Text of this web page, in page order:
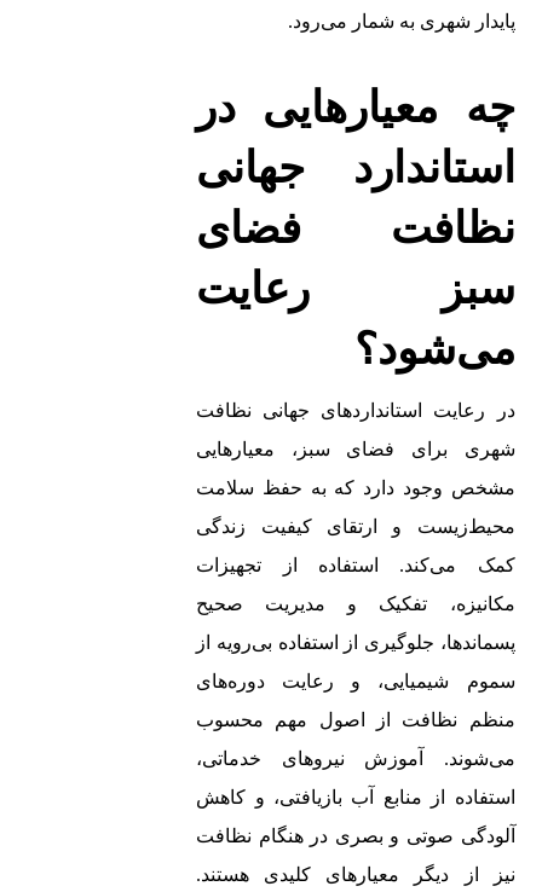
پایدار شهری به شمار می‌رود.
چه معیارهایی در
استاندارد جهانی
نظافت فضای
سبز رعایت
می‌شود؟
در رعایت استانداردهای جهانی نظافت
شهری برای فضای سبز، معیارهایی
مشخص وجود دارد که به حفظ سلامت
محیط‌زیست و ارتقای کیفیت زندگی
کمک می‌کند. استفاده از تجهیزات
مکانیزه، تفکیک و مدیریت صحیح
پسماندها، جلوگیری از استفاده بی‌رویه از
سموم شیمیایی، و رعایت دوره‌های
منظم نظافت از اصول مهم محسوب
می‌شوند. آموزش نیروهای خدماتی،
استفاده از منابع آب بازیافتی، و کاهش
آلودگی صوتی و بصری در هنگام نظافت
نیز از دیگر معیارهای کلیدی هستند.